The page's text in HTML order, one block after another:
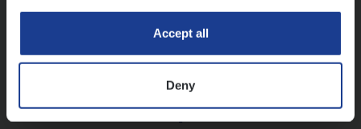
Accept all
Deny
Thalia zoekt graag oplossingen, in games én op het
Ons sollicitatieproces